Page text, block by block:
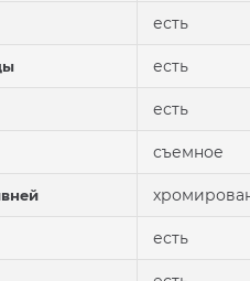
есть
есть
есть
съемное
есть